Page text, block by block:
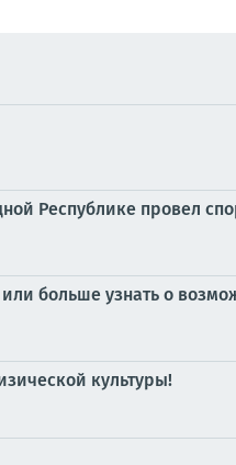
Республике провел
больше узнать о
культуры!